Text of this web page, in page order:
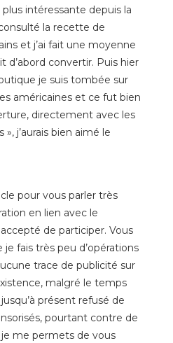
intéressante depuis la
consulté la recette de
et j’ai fait une moyenne
d’abord convertir. Puis hier
je suis tombée sur
américaines et ce fut bien
directement avec les
j’aurais bien aimé le
pour vous parler très
en lien avec le
de participer. Vous
fais très peu d’opérations
trace de publicité sur
malgré le temps
présent refusé de
pourtant contre de
me permets de vous